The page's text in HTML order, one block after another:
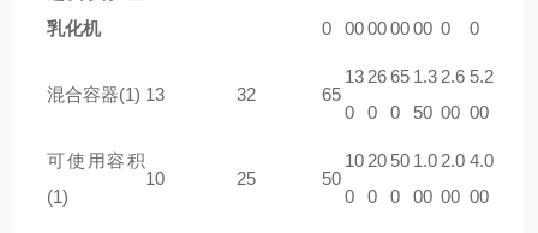
乳化机
0
00000000 0
0
混合容器(1) 13 32 65
13
0
26
0
65
0
1.3
50
2.6
00
5.2
00
可使用容积
(1)
10 25 50
10
0
20
0
50
0
1.0
00
2.0
00
4.0
00